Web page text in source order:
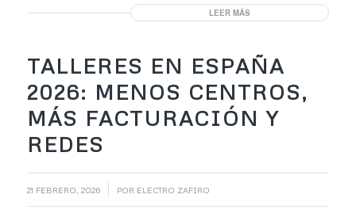
LEER MÁS
TALLERES EN ESPAÑA
2026: MENOS CENTROS,
MÁS FACTURACIÓN Y
REDES
21 FEBRERO, 2026 POR ELECTRO ZAFIRO